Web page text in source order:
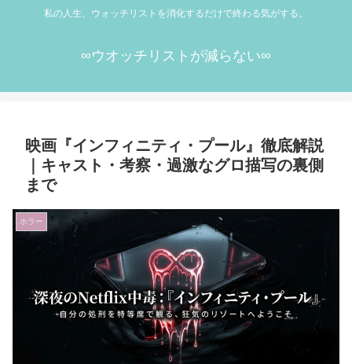
私の人生、ウォッチリストを消化するだけで終わる気がする。
∞ウオッチリストが減らない∞
映画『インフィニティ・プール』徹底解説
｜キャスト・考察・過激なグロ描写の裏側
まで
ホラー